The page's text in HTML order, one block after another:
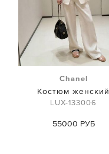
Chanel
Костюм женский
LUX-133006
55000 РУБ